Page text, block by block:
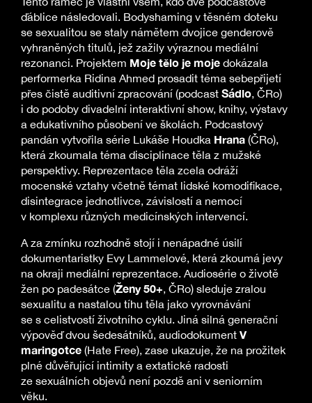
ďáblice následovali. Bodyshaming v těsném doteku
se sexualitou se staly námětem dvojice genderově
vyhraněných titulů, jež zažily výraznou mediální
rezonanci. Projektem Moje tělo je moje dokázala
performerka Ridina Ahmed prosadit téma sebepřijetí
přes čistě auditivní zpracování (podcast Sádlo, ČRo)
i do podoby divadelní interaktivní show, knihy, výstavy
a edukativního působení ve školách. Podcastový
pandán vytvořila série Lukáše Houdka Hrana (ČRo),
která zkoumala téma disciplinace těla z mužské
perspektivy. Reprezentace těla zcela odráží
mocenské vztahy včetně témat lidské komodifikace,
disintegrace jednotlivce, závislostí a nemocí
v komplexu různých medicínských intervencí.
A za zmínku rozhodně stojí i nenápadné úsilí
dokumentaristky Evy Lammelové, která zkoumá jevy
na okraji mediální reprezentace. Audiosérie o životě
žen po padesátce (Ženy 50+, ČRo) sleduje zralou
sexualitu a nastalou tíhu těla jako vyrovnávání
se s celistvostí životního cyklu. Jiná silná generační
výpověď dvou šedesátníků, audiodokument V
maringotce (Hate Free), zase ukazuje, že na prožitek
plné důvěřující intimity a extatické radosti
ze sexuálních objevů není pozdě ani v seniorním
věku.